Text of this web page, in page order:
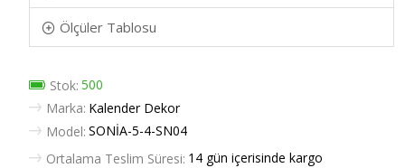
Ölçüler Tablosu
Stok: 500
Marka: Kalender Dekor
Model: SONİA-5-4-SN04
Ortalama Teslim Süresi: 14 gün içerisinde kargo